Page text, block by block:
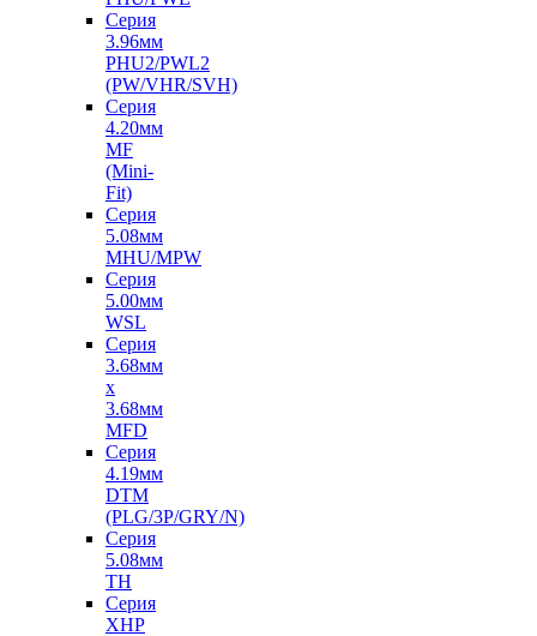
Серия
3.96мм
PHU2/PWL2
(PW/VHR/SVH)
Серия
4.20мм
MF
(Mini-
Fit)
Серия
5.08мм
MHU/MPW
Серия
5.00мм
WSL
Серия
3.68мм
х
3.68мм
MFD
Серия
4.19мм
DTM
(PLG/3P/GRY/N)
Серия
5.08мм
TH
Серия
XHP